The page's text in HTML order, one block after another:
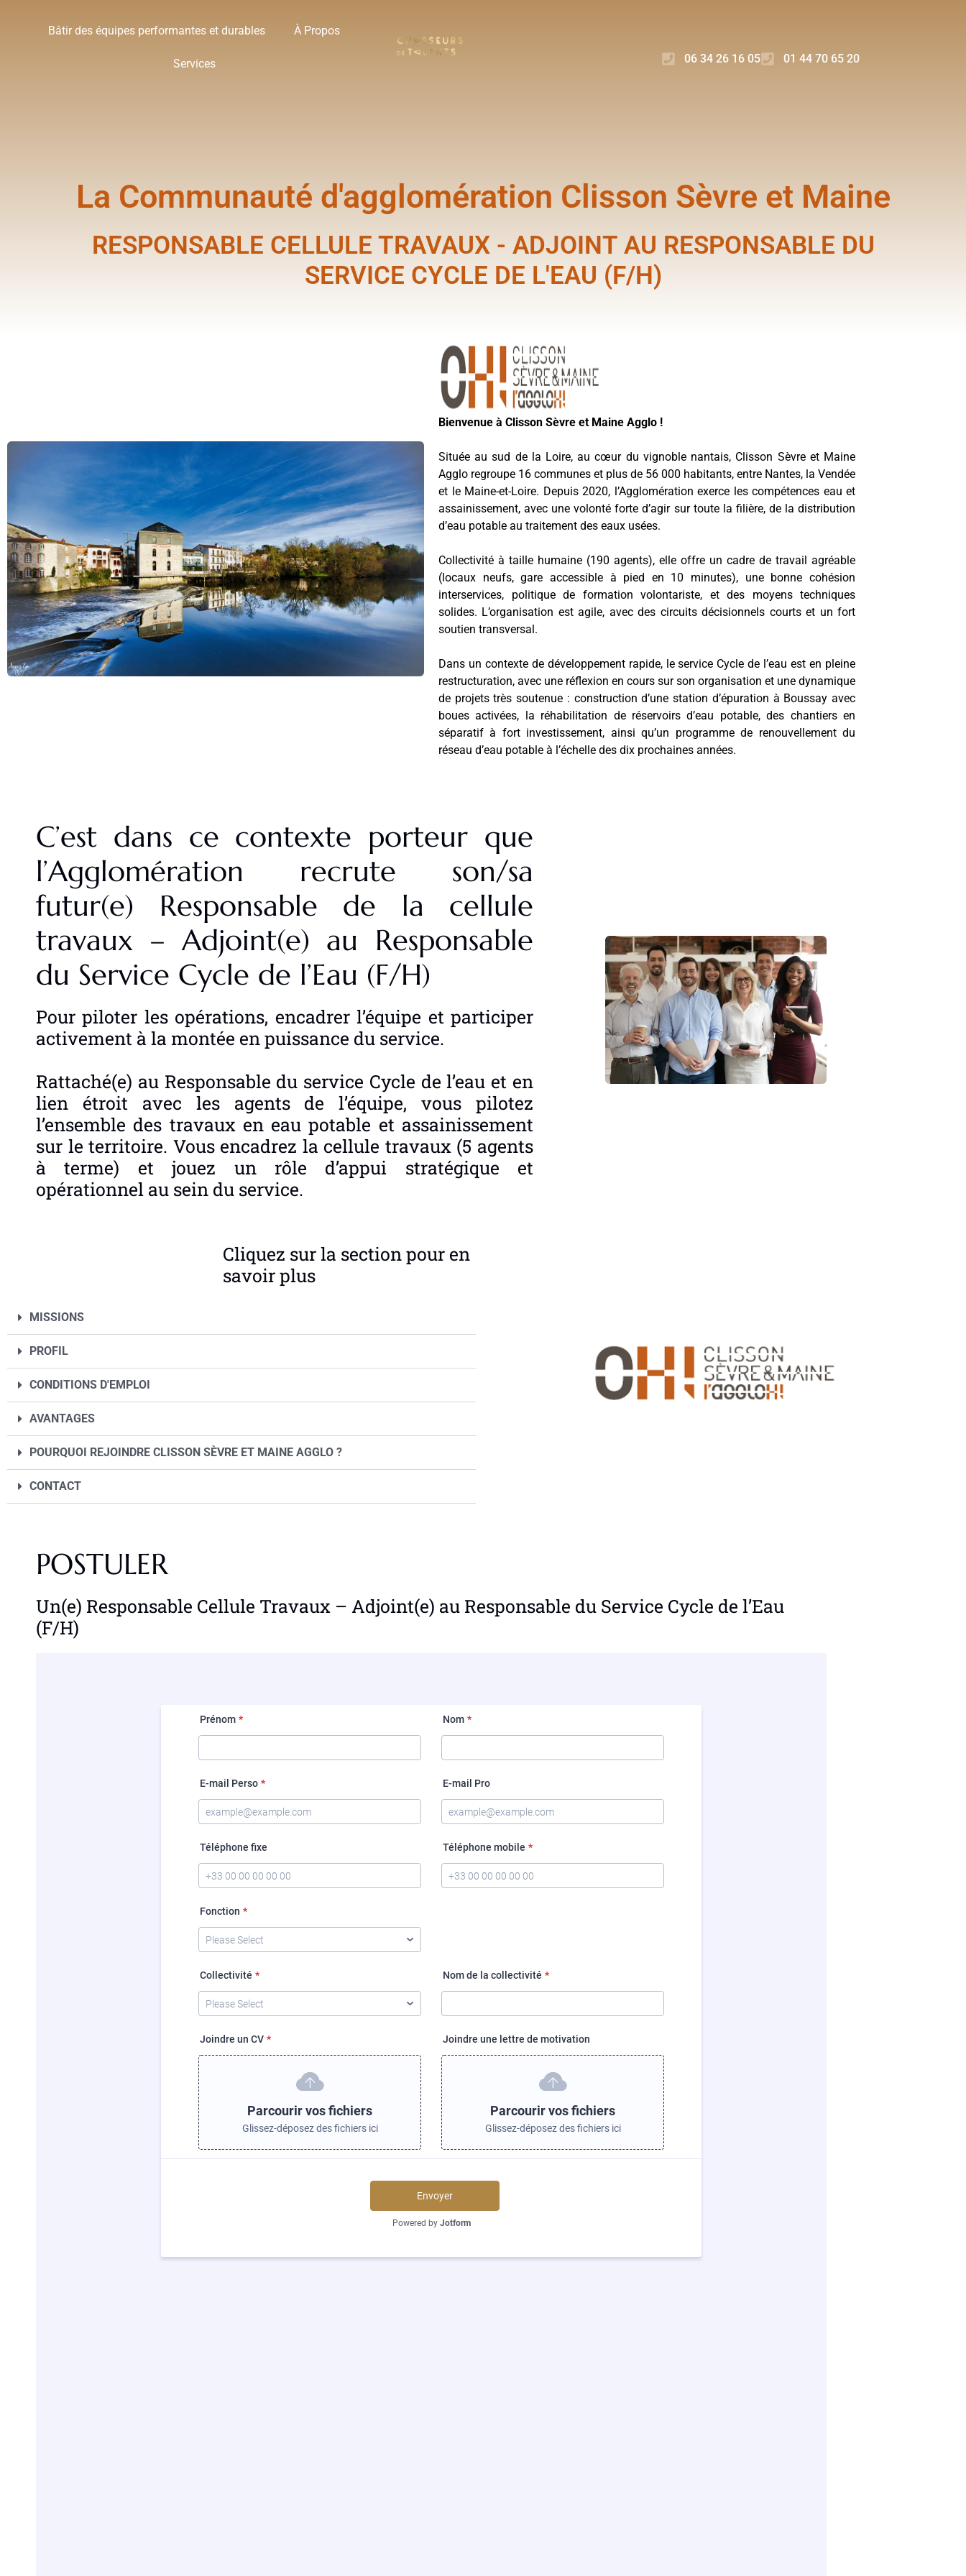
Bâtir des équipes performantes et durables À Propos
Services 06 34 26 16 05 01 44 70 65 20
La Communauté d'agglomération Clisson Sèvre et Maine
RESPONSABLE CELLULE TRAVAUX - ADJOINT AU RESPONSABLE DU
SERVICE CYCLE DE L'EAU (F/H)
Bienvenue à Clisson Sèvre et Maine Agglo !
Située au sud de la Loire, au cœur du vignoble nantais, Clisson Sèvre et Maine
Agglo regroupe 16 communes et plus de 56 000 habitants, entre Nantes, la Vendée
et le Maine-et-Loire. Depuis 2020, l’Agglomération exerce les compétences eau et
assainissement, avec une volonté forte d’agir sur toute la filière, de la distribution
d’eau potable au traitement des eaux usées.
Collectivité à taille humaine (190 agents), elle offre un cadre de travail agréable
(locaux neufs, gare accessible à pied en 10 minutes), une bonne cohésion
interservices, politique de formation volontariste, et des moyens techniques
solides. L’organisation est agile, avec des circuits décisionnels courts et un fort
soutien transversal.
Dans un contexte de développement rapide, le service Cycle de l’eau est en pleine
restructuration, avec une réflexion en cours sur son organisation et une dynamique
de projets très soutenue : construction d’une station d’épuration à Boussay avec
boues activées, la réhabilitation de réservoirs d’eau potable, des chantiers en
séparatif à fort investissement, ainsi qu’un programme de renouvellement du
réseau d’eau potable à l’échelle des dix prochaines années.
C’est dans ce contexte porteur que
l’Agglomération recrute son/sa
futur(e) Responsable de la cellule
travaux – Adjoint(e) au Responsable
du Service Cycle de l’Eau (F/H)
Pour piloter les opérations, encadrer l’équipe et participer
activement à la montée en puissance du service.
Rattaché(e) au Responsable du service Cycle de l’eau et en
lien étroit avec les agents de l’équipe, vous pilotez
l’ensemble des travaux en eau potable et assainissement
sur le territoire. Vous encadrez la cellule travaux (5 agents
à terme) et jouez un rôle d’appui stratégique et
opérationnel au sein du service.
Cliquez sur la section pour en
savoir plus
MISSIONS
PROFIL
CONDITIONS D'EMPLOI
AVANTAGES
POURQUOI REJOINDRE CLISSON SÈVRE ET MAINE AGGLO ?
CONTACT
POSTULER
Un(e) Responsable Cellule Travaux – Adjoint(e) au Responsable du Service Cycle de l’Eau
(F/H)